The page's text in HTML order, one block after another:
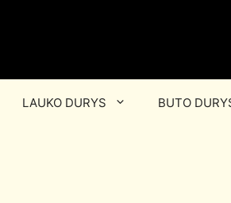
LAUKO DURYS BUTO